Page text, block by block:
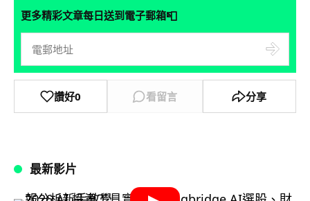
更多精彩文章每日送到電子郵箱📮
讚好0 看留言 分享
最新影片